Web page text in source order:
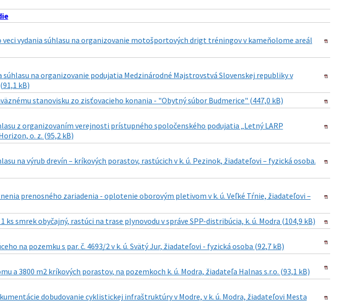
vydania súhlasu na organizovanie motošportových drigt tréningov v kameňolome areál
súhlasu na organizovanie podujatia Medzinárodné Majstrovstvá Slovenskej republiky v
kB)
stanovisku zo zisťovacieho konania - "Obytný súbor Budmerice" (447,0 kB)
z organizovaním verejnosti prístupného spoločenského podujatia „Letný LARP
o. z. (95,2 kB)
na výrub drevín – kríkových porastov, rastúcich v k. ú. Pezinok, žiadateľovi – fyzická osoba.
prenosného zariadenia - oplotenie oborovým pletivom v k. ú. Veľké Tŕnie, žiadateľovi –
ks smrek obyčajný, rastúci na trase plynovodu v správe SPP-distribúcia, k. ú. Modra (104,9 kB)
na pozemku s par. č. 4693/2 v k. ú. Svätý Jur, žiadateľovi - fyzická osoba (92,7 kB)
a 3800 m2 kríkových porastov, na pozemkoch k. ú. Modra, žiadateľa Halnas s.r.o. (93,1 kB)
dobudovanie cyklistickej infraštruktúry v Modre, v k. ú. Modra, žiadateľovi Mesta